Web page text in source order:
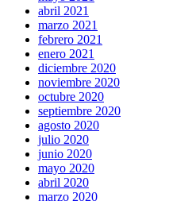
abril 2021
marzo 2021
febrero 2021
enero 2021
diciembre 2020
noviembre 2020
octubre 2020
septiembre 2020
agosto 2020
julio 2020
junio 2020
mayo 2020
abril 2020
marzo 2020